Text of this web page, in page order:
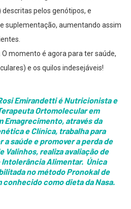
pelos genótipos, e
suplementação, aumentando assim
momento é agora para ter saúde,
e os quilos indesejáveis!
Emirandettié Nutricionista e
Ortomolecular em
Emagrecimento, através da
e Clínica, trabalha para
saúde e promover a perda de
Valinhos, realiza avaliação de
Alimentar. Única
no método Pronokal de
como dieta da Nasa.